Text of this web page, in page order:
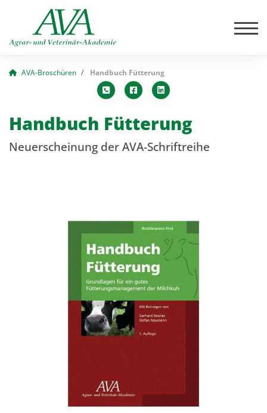
AVA-Broschüren Handbuch Fütterung
Handbuch Fütterung
Neuerscheinung der AVA-Schriftreihe